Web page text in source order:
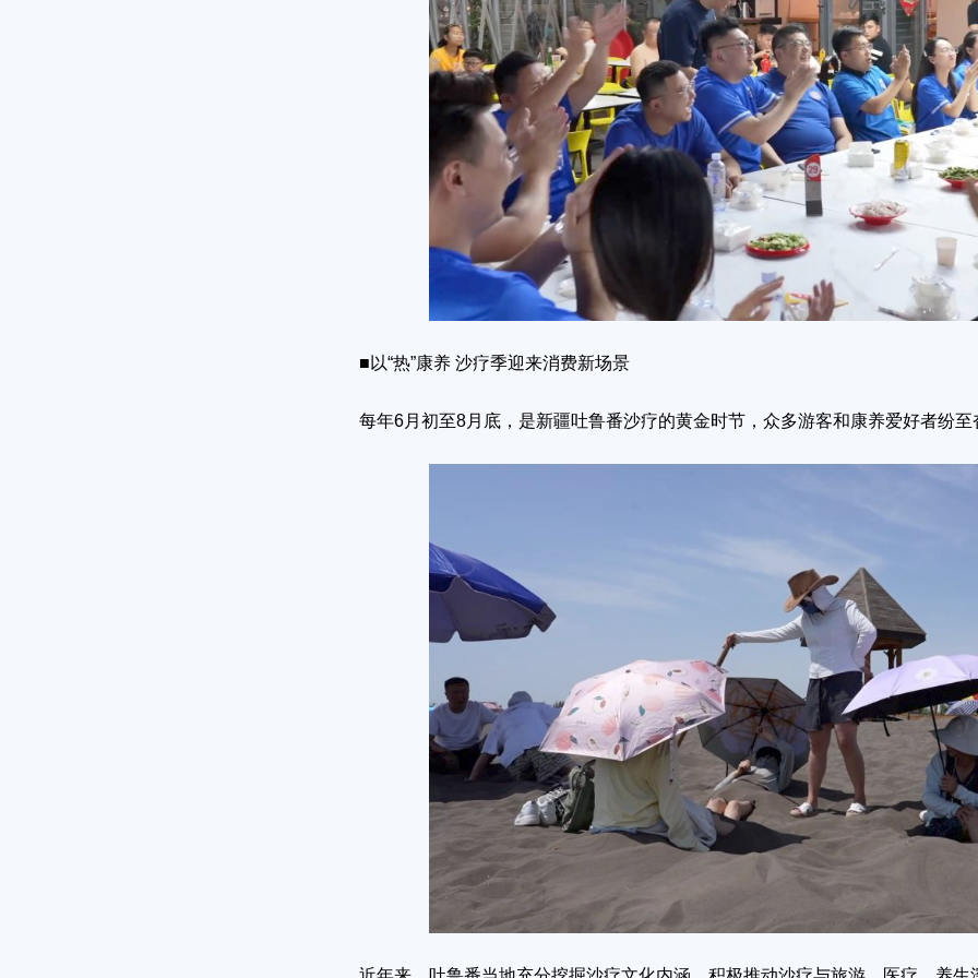
■以“热”康养 沙疗季迎来消费新场景
每年6月初至8月底，是新疆吐鲁番沙疗的黄金时节，众多游客和康养爱好者纷至